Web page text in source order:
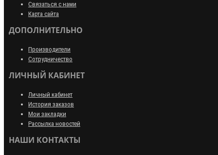
Связаться с нами
Карта сайта
ДОПОЛНИТЕЛЬНО
Производители
Сотрудничество
ЛИЧНЫЙ КАБИНЕТ
Личный кабинет
История заказов
Мои закладки
Рассылка новостей
НАШИ КОНТАКТЫ